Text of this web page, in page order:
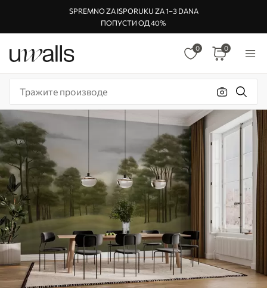
SPREMNO ZA ISPORUKU ZA 1–3 DANA
ПОПУСТИ ОД 40%
0 0